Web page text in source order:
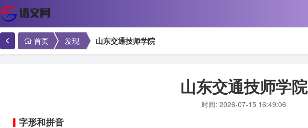
首页 发现 山东交通技师学院
山东交通技师学院
时间: 2026-07-15 16:49:06
字形和拼音